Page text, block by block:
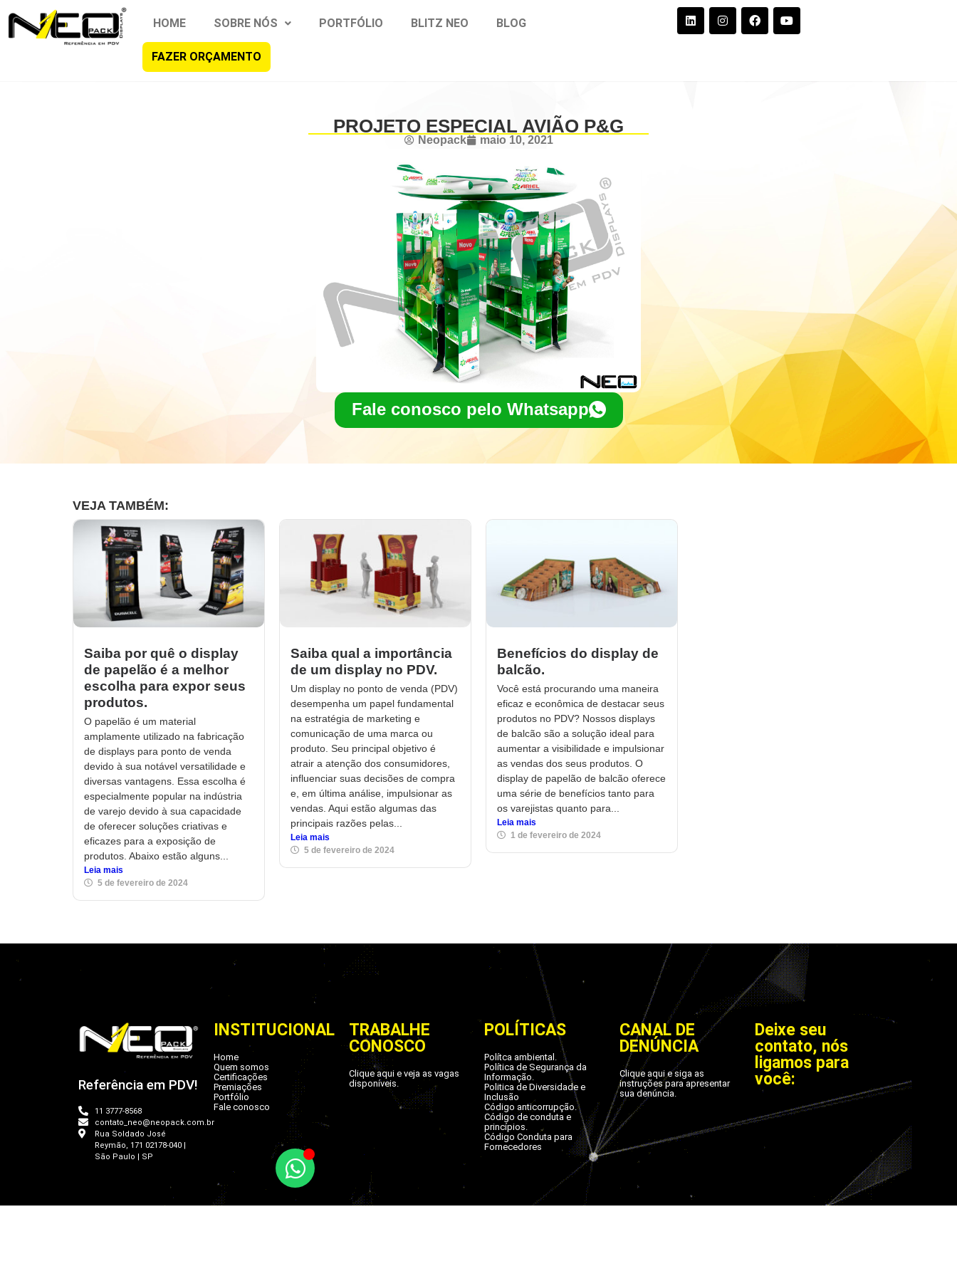
HOME SOBRE NÓS PORTFÓLIO BLITZ NEO BLOG
FAZER ORÇAMENTO
PROJETO ESPECIAL AVIÃO P&G
Neopack maio 10, 2021
Fale conosco pelo Whatsapp
VEJA TAMBÉM:
Saiba por quê o display
de papelão é a melhor
escolha para expor seus
produtos.
O papelão é um material
amplamente utilizado na fabricação
de displays para ponto de venda
devido à sua notável versatilidade e
diversas vantagens. Essa escolha é
especialmente popular na indústria
de varejo devido à sua capacidade
de oferecer soluções criativas e
eficazes para a exposição de
produtos. Abaixo estão alguns...
Leia mais
5 de fevereiro de 2024
Saiba qual a importância
de um display no PDV.
Um display no ponto de venda (PDV)
desempenha um papel fundamental
na estratégia de marketing e
comunicação de uma marca ou
produto. Seu principal objetivo é
atrair a atenção dos consumidores,
influenciar suas decisões de compra
e, em última análise, impulsionar as
vendas. Aqui estão algumas das
principais razões pelas...
Leia mais
5 de fevereiro de 2024
Benefícios do display de
balcão.
Você está procurando uma maneira
eficaz e econômica de destacar seus
produtos no PDV? Nossos displays
de balcão são a solução ideal para
aumentar a visibilidade e impulsionar
as vendas dos seus produtos. O
display de papelão de balcão oferece
uma série de benefícios tanto para
os varejistas quanto para...
Leia mais
1 de fevereiro de 2024
Referência em PDV!
11 3777-8568
contato_neo@neopack.com.br
Rua Soldado José
Reymão, 171 02178-040 |
São Paulo | SP
INSTITUCIONAL
Home
Quem somos
Certificações
Premiações
Portfólio
Fale conosco
TRABALHE
CONOSCO
Clique aqui e veja as vagas
disponíveis.
POLÍTICAS
Polítca ambiental.
Política de Segurança da
Informação.
Politica de Diversidade e
Inclusão
Código anticorrupção.
Código de conduta e
princípios.
Código Conduta para
Fornecedores
CANAL DE
DENÚNCIA
Clique aqui e siga as
instruções para apresentar
sua denúncia.
Deixe seu
contato, nós
ligamos para
você: